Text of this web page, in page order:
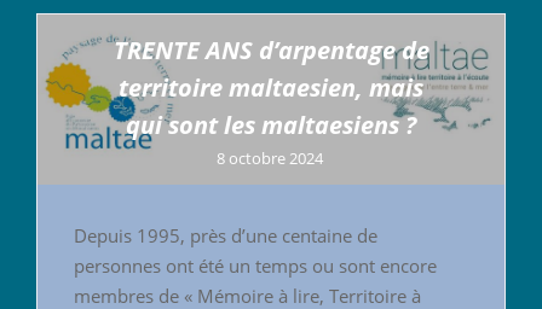
TRENTE ANS d’arpentage de
territoire maltaesien, mais
qui sont les maltaesiens ?
8 octobre 2024
Depuis 1995, près d’une centaine de
personnes ont été un temps ou sont encore
membres de « Mémoire à lire, Territoire à